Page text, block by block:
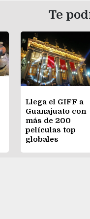
Te
Llega el GIFF a
Guanajuato con
más de 200
películas top
globales